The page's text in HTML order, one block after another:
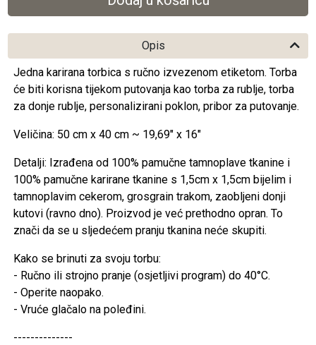
Opis
Jedna karirana torbica s ručno izvezenom etiketom. Torba
će biti korisna tijekom putovanja kao torba za rublje, torba
za donje rublje, personalizirani poklon, pribor za putovanje.
Veličina: 50 cm x 40 cm ~ 19,69" x 16"
Detalji: Izrađena od 100% pamučne tamnoplave tkanine i
100% pamučne karirane tkanine s 1,5cm x 1,5cm bijelim i
tamnoplavim cekerom, grosgrain trakom, zaobljeni donji
kutovi (ravno dno). Proizvod je već prethodno opran. To
znači da se u sljedećem pranju tkanina neće skupiti.
Kako se brinuti za svoju torbu:
- Ručno ili strojno pranje (osjetljivi program) do 40°C.
- Operite naopako.
- Vruće glačalo na poleđini.
--------------